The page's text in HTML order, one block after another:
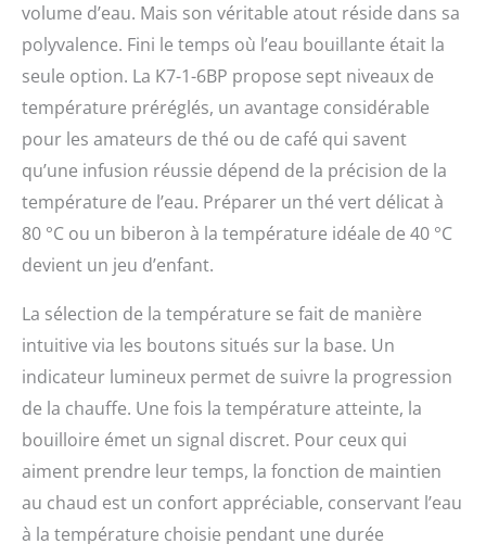
volume d’eau. Mais son véritable atout réside dans sa
polyvalence. Fini le temps où l’eau bouillante était la
seule option. La K7-1-6BP propose sept niveaux de
température préréglés, un avantage considérable
pour les amateurs de thé ou de café qui savent
qu’une infusion réussie dépend de la précision de la
température de l’eau. Préparer un thé vert délicat à
80 °C ou un biberon à la température idéale de 40 °C
devient un jeu d’enfant.
La sélection de la température se fait de manière
intuitive via les boutons situés sur la base. Un
indicateur lumineux permet de suivre la progression
de la chauffe. Une fois la température atteinte, la
bouilloire émet un signal discret. Pour ceux qui
aiment prendre leur temps, la fonction de maintien
au chaud est un confort appréciable, conservant l’eau
à la température choisie pendant une durée